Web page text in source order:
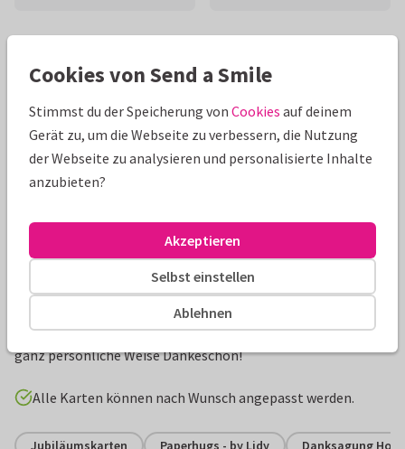
Produktinformation
Moderne Danksagungskarte für den Hochzeitstag. Sage auf
ganz persönliche Weise Dankeschön!
Alle Karten können nach Wunsch angepasst werden.
Jubiläumskarten Paperhugs - by Lidy Danksagung
Cookies von Send a Smile
Stimmst du der Speicherung von Cookies auf deinem
Gerät zu, um die Webseite zu verbessern, die Nutzung
der Webseite zu analysieren und personalisierte Inhalte
anzubieten?
Ablehnen
Selbst einstellen
Akzeptieren